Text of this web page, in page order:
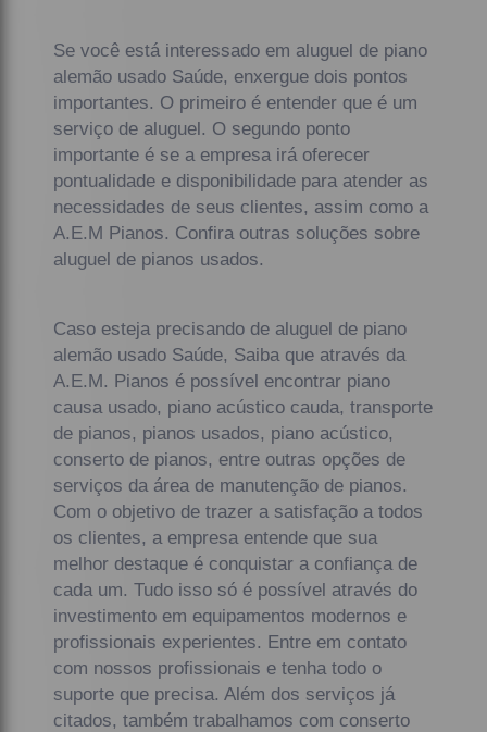
Se você está interessado em aluguel de piano
alemão usado Saúde, enxergue dois pontos
importantes. O primeiro é entender que é um
serviço de aluguel. O segundo ponto
importante é se a empresa irá oferecer
pontualidade e disponibilidade para atender as
necessidades de seus clientes, assim como a
A.E.M Pianos. Confira outras soluções sobre
aluguel de pianos usados.
Caso esteja precisando de aluguel de piano
alemão usado Saúde, Saiba que através da
A.E.M. Pianos é possível encontrar piano
causa usado, piano acústico cauda, transporte
de pianos, pianos usados, piano acústico,
conserto de pianos, entre outras opções de
serviços da área de manutenção de pianos.
Com o objetivo de trazer a satisfação a todos
os clientes, a empresa entende que sua
melhor destaque é conquistar a confiança de
cada um. Tudo isso só é possível através do
investimento em equipamentos modernos e
profissionais experientes. Entre em contato
com nossos profissionais e tenha todo o
suporte que precisa. Além dos serviços já
citados, também trabalhamos com conserto